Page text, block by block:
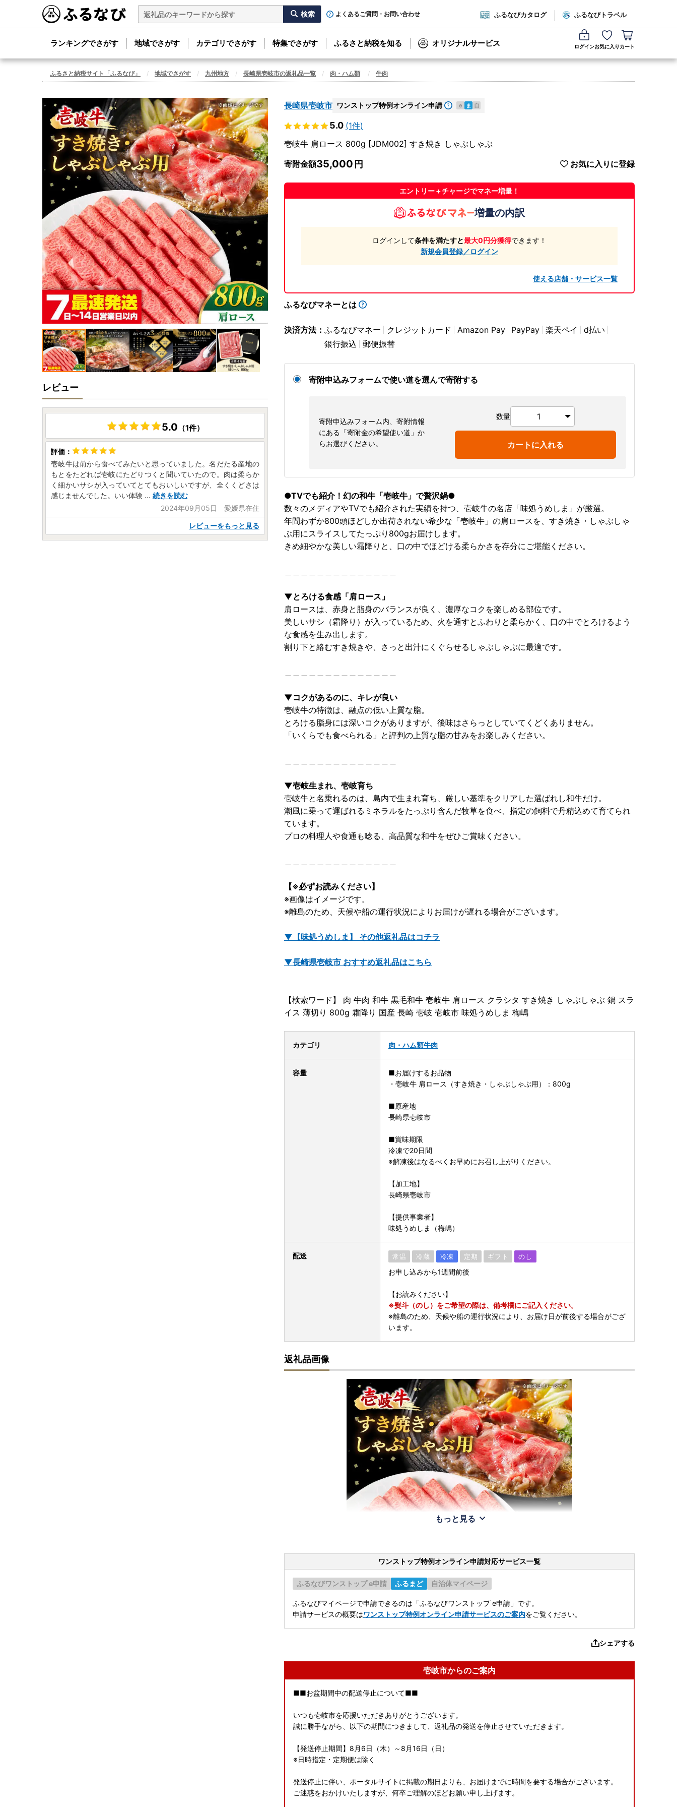
よくあるご質問・お問い合わせ ふるなびカタログ ふるなびトラベル
ランキングでさがす 地域でさがす カテゴリでさがす 特集でさがす ふるさと納税を知る オリジナルサービス ログインお気に入り カート
ふるさと納税サイト「ふるなび」 地域でさがす 九州地方 長崎県壱岐市の返礼品一覧 肉・ハム類 牛肉
長崎県壱岐市 ワンストップ特例オンライン申請 e ま 自
5.0 (1件)
壱岐牛 肩ロース 800g [JDM002] すき焼き しゃぶしゃぶ
寄附金額35,000 お気に入りに登録
エントリー＋チャージでマネー増量！
増量の内訳
ログインして条件を満たすと最大0円分獲得できます！
新規会員登録／ログイン
使える店舗・サービス一覧
ふるなびマネーとは
決済方法： ふるなびマネー クレジットカード Amazon Pay PayPay 楽天ペイ
d払い
銀行振込
郵便振替
寄附申込みフォームで使い道を選んで寄附する
寄附申込みフォーム内、寄附情報
にある「寄附金の希望使い道」か
らお選びください。
数量
カートに入れる
●TVでも紹介！幻の和牛「壱岐牛」で贅沢鍋●
数々のメディアやTVでも紹介された実績を持つ、壱岐牛の名店「味処うめしま」が厳選。
年間わずか800頭ほどしか出荷されない希少な「壱岐牛」の肩ロースを、すき焼き・しゃぶしゃ
ぶ用にスライスしてたっぷり800gお届けします。
きめ細やかな美しい霜降りと、口の中でほどける柔らかさを存分にご堪能ください。
▼とろける食感「肩ロース」
肩ロースは、赤身と脂身のバランスが良く、濃厚なコクを楽しめる部位です。
美しいサシ（霜降り）が入っているため、火を通すとふわりと柔らかく、口の中でとろけるよう
な食感を生み出します。
割り下と絡むすき焼きや、さっと出汁にくぐらせるしゃぶしゃぶに最適です。
▼コクがあるのに、キレが良い
壱岐牛の特徴は、融点の低い上質な脂。
とろける脂身には深いコクがありますが、後味はさらっとしていてくどくありません。
「いくらでも食べられる」と評判の上質な脂の甘みをお楽しみください。
▼壱岐生まれ、壱岐育ち
壱岐牛と名乗れるのは、島内で生まれ育ち、厳しい基準をクリアした選ばれし和牛だけ。
潮風に乗って運ばれるミネラルをたっぷり含んだ牧草を食べ、指定の飼料で丹精込めて育てられ
ています。
プロの料理人や食通も唸る、高品質な和牛をぜひご賞味ください。
【※必ずお読みください】
※画像はイメージです。
※離島のため、天候や船の運行状況によりお届けが遅れる場合がございます。
▼【味処うめしま】 その他返礼品はコチラ
▼長崎県壱岐市 おすすめ返礼品はこちら
【検索ワード】 肉 牛肉 和牛 黒毛和牛 壱岐牛 肩ロース クラシタ すき焼き しゃぶしゃぶ 鍋 スラ
イス 薄切り 800g 霜降り 国産 長崎 壱岐 壱岐市 味処うめしま 梅嶋
カテゴリ 肉・ハム類牛肉
容量
■お届けするお品物
・壱岐牛 肩ロース（すき焼き・しゃぶしゃぶ用）：800g
■原産地
長崎県壱岐市
■賞味期限
冷凍で20日間
※解凍後はなるべくお早めにお召し上がりください。
【加工地】
長崎県壱岐市
【提供事業者】
味処うめしま（梅嶋）
配送 常温 冷蔵 冷凍 定期 ギフト のし
お申し込みから1週間前後
【お読みください】
※熨斗（のし）をご希望の際は、備考欄にご記入ください。
※離島のため、天候や船の運行状況により、お届け日が前後する場合がござ
います。
返礼品画像
もっと見る
ワンストップ特例オンライン申請対応サービス一覧
ふるなびワンストップ e申請 ふるまど 自治体マイページ
ふるなびマイページで申請できるのは「ふるなびワンストップ e申請」です。
申請サービスの概要はワンストップ特例オンライン申請サービスのご案内をご覧ください。
シェアする
壱岐市からのご案内
■■お盆期間中の配送停止について■■
いつも壱岐市を応援いただきありがとうございます。
誠に勝手ながら、以下の期間につきまして、返礼品の発送を停止させていただきます。
【発送停止期間】8月6日（木）～8月16日（日）
※日時指定・定期便は除く
発送停止に伴い、ポータルサイトに掲載の期日よりも、お届けまでに時間を要する場合がございます。
ご迷惑をおかけいたしますが、何卒ご理解のほどお願い申し上げます。
レビュー
5.0 （1件）
壱岐牛は前から食べてみたいと思っていました。名だたる産地の
もとをたどれば壱岐にたどりつくと聞いていたので。肉は柔らか
く細かいサシが入っていてとてもおいしいですが、全くくどさは
感じませんでした。いい体験 ... 続きを読む
2024年09月05日 愛媛県在住
レビューをもっと見る